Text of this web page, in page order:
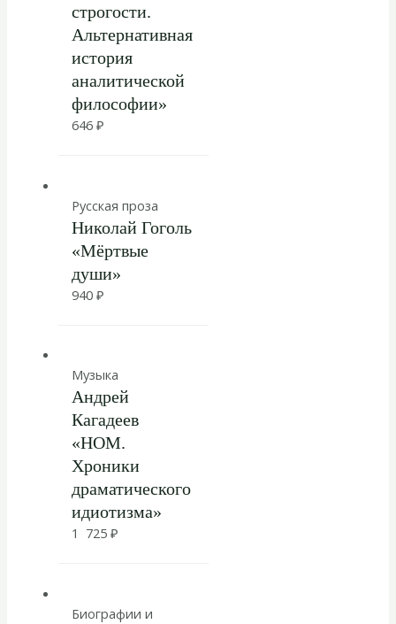
строгости.
Альтернативная
история
аналитической
философии»
646 ₽
Русская проза
Николай Гоголь
«Мёртвые
души»
940 ₽
Музыка
Андрей
Кагадеев
«НОМ.
Хроники
драматического
идиотизма»
1 725 ₽
Биографии и